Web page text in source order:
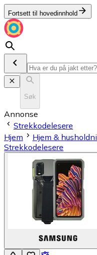
Fortsett til hovedinnhold
Søk
Annonse
Strekkodelesere
Hjem
Hjem &
Strekkodelesere